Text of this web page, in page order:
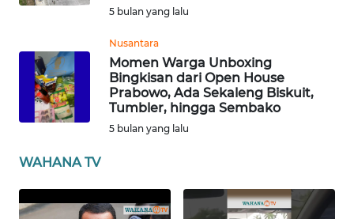
5 bulan yang lalu
Nusantara
Momen Warga Unboxing
Bingkisan dari Open House
Prabowo, Ada Sekaleng Biskuit,
Tumbler, hingga Sembako
5 bulan yang lalu
WAHANA TV
WN
BENGKULU
JATENG